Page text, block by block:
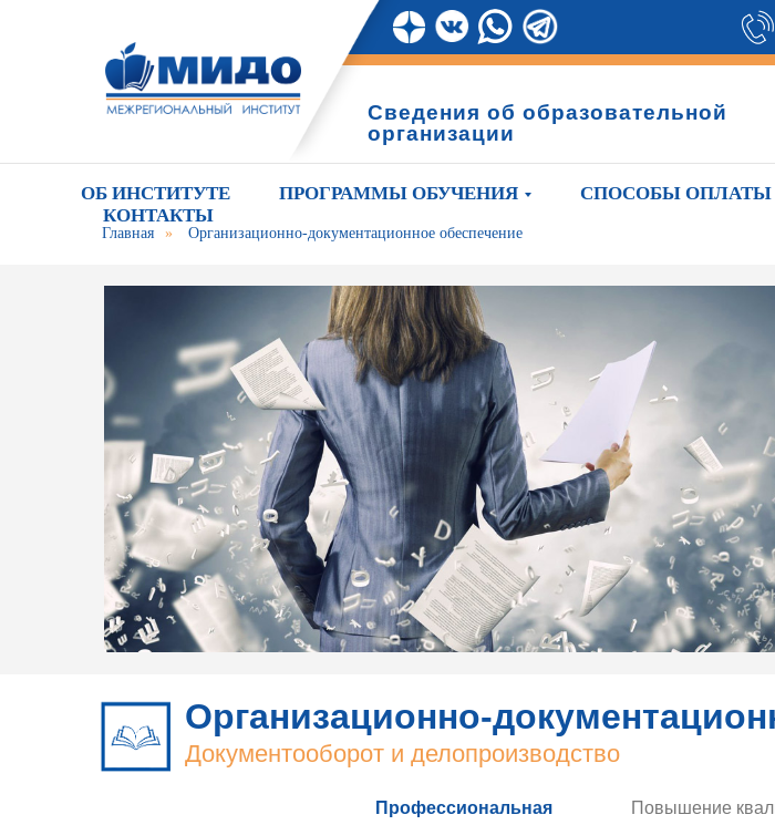
Сведения об образовательной
организации
ОБ ИНСТИТУТЕ ПРОГРАММЫ ОБУЧЕНИЯ СПОСОБЫ ОПЛАТЫ
КОНТАКТЫ
Главная » Организационно-документационное обеспечение
Организационно-
Документооборот и делопроизводство
Профессиональная
Повышение